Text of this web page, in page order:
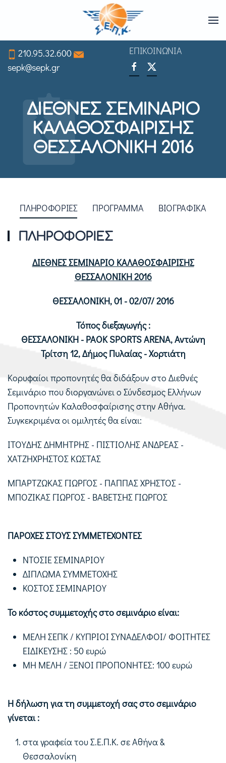
to
main
content
210.95.32.600
sepk@sepk.gr
ΕΠΙΚΟΙΝΩΝΙΑ
ΔΙΕΘΝΕΣ ΣΕΜΙΝΑΡΙΟ
ΚΑΛΑΘΟΣΦΑΙΡΙΣΗΣ
ΘΕΣΣΑΛΟΝΙΚΗ 2016
ΠΛΗΡΟΦΟΡΙΕΣ ΠΡΟΓΡΑΜΜΑ ΒΙΟΓΡΑΦΙΚΑ
ΠΛΗΡΟΦΟΡΙΕΣ
ΔΙΕΘΝΕΣ ΣΕΜΙΝΑΡΙΟ ΚΑΛΑΘΟΣΦΑΙΡΙΣΗΣ
ΘΕΣΣΑΛΟΝΙΚΗ 2016
ΘΕΣΣΑΛΟΝΙΚΗ, 01 - 02/07/ 2016
Τόπος διεξαγωγής :
ΘΕΣΣΑΛΟΝΙΚΗ - PAOK SPORTS ARENA, Αντώνη
Τρίτση 12, Δήμος Πυλαίας - Χορτιάτη
Κορυφαίοι προπονητές θα διδάξουν στο Διεθνές
Σεμινάριο που διοργανώνει ο Σύνδεσμος Ελλήνων
Προπονητών Καλαθοσφαίρισης στην Αθήνα.
Συγκεκριμένα οι ομιλητές θα είναι:
ΙΤΟΥΔΗΣ ΔΗΜΗΤΡΗΣ - ΠΙΣΤΙΟΛΗΣ ΑΝΔΡΕΑΣ -
ΧΑΤΖΗΧΡΗΣΤΟΣ ΚΩΣΤΑΣ
ΜΠΑΡΤΖΩΚΑΣ ΓΙΩΡΓΟΣ - ΠΑΠΠΑΣ ΧΡΗΣΤΟΣ -
ΜΠΟΖΙΚΑΣ ΓΙΩΡΓΟΣ - ΒΑΒΕΤΣΗΣ ΓΙΩΡΓΟΣ
ΠΑΡΟΧΕΣ ΣΤΟΥΣ ΣΥΜΜΕΤΕΧΟΝΤΕΣ
ΝΤΟΣΙΕ ΣΕΜΙΝΑΡΙΟΥ
ΔΙΠΛΩΜΑ ΣΥΜΜΕΤΟΧΗΣ
ΚΟΣΤΟΣ ΣΕΜΙΝΑΡΙΟΥ
Το κόστος συμμετοχής στο σεμινάριο είναι:
ΜΕΛΗ ΣΕΠΚ / ΚΥΠΡΙΟΙ ΣΥΝΑΔΕΛΦΟΙ/ ΦΟΙΤΗΤΕΣ
ΕΙΔΙΚΕΥΣΗΣ : 50 ευρώ
ΜΗ ΜΕΛΗ / ΞΕΝΟΙ ΠΡΟΠΟΝΗΤΕΣ: 100 ευρώ
Η δήλωση για τη συμμετοχή σας στο σεμινάριο
γίνεται :
στα γραφεία του Σ.Ε.Π.Κ. σε Αθήνα &
Θεσσαλονίκη